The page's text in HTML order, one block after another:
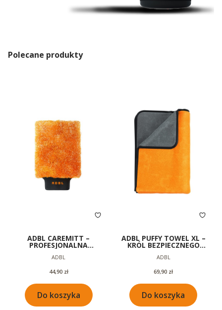
Polecane produkty
ADBL CAREMITT –
PROFESJONALNA
RĘKAWICA Z MIKROFIBRY
DO MYCIA AUTA
Producent
ADBL
Cena
44,90 zł
Do koszyka
ADBL PUFFY TOWEL XL –
KRÓL BEZPIECZNEGO
Producent
ADBL
Cena
69,90 zł
Do koszyka